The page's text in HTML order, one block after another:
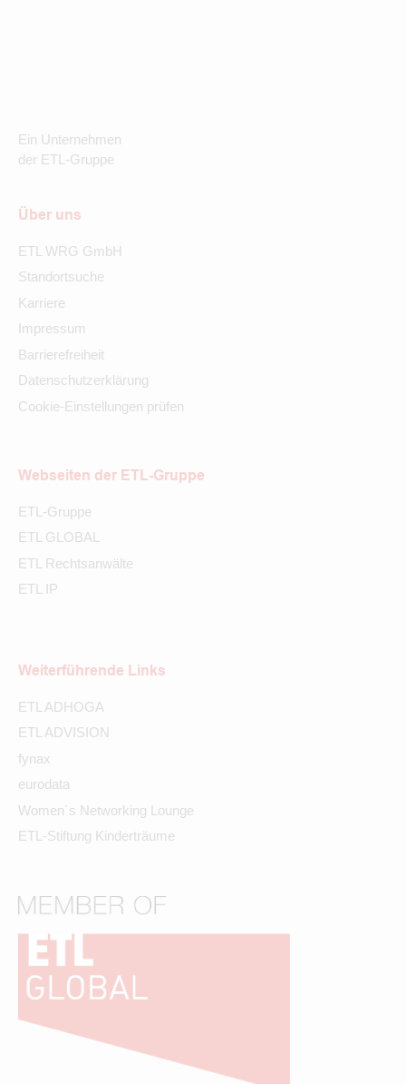
Ein Unternehmen
der ETL-Gruppe
Über uns
ETL WRG GmbH
Standortsuche
Karriere
Impressum
Barrierefreiheit
Datenschutzerklärung
Cookie-Einstellungen prüfen
Webseiten der ETL-Gruppe
ETL-Gruppe
ETL GLOBAL
ETL Rechtsanwälte
ETL IP
Weiterführende Links
ETL ADHOGA
ETL ADVISION
fynax
eurodata
Women´s Networking Lounge
ETL-Stiftung Kinderträume